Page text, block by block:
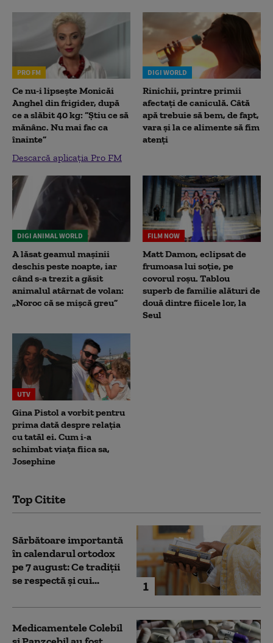
PRO FM
Ce nu-i lipsește Monicăi
Anghel din frigider, după
ce a slăbit 40 kg: “Știu ce să
mănânc. Nu mai fac ca
înainte”
Descarcă aplicația Pro FM
DIGI WORLD
Rinichii, printre primii
afectați de caniculă. Câtă
apă trebuie să bem, de fapt,
vara și la ce alimente să fim
atenți
DIGI ANIMAL WORLD
A lăsat geamul mașinii
deschis peste noapte, iar
când s-a trezit a găsit
animalul atârnat de volan:
„Noroc că se mișcă greu”
FILM NOW
Matt Damon, eclipsat de
frumoasa lui soție, pe
covorul roșu. Tablou
superb de familie alături de
două dintre fiicele lor, la
Seul
UTV
Gina Pistol a vorbit pentru
prima dată despre relația
cu tatăl ei. Cum i-a
schimbat viața fiica sa,
Josephine
Top Citite
1
Sărbătoare importantă
în calendarul ortodox
pe 7 august: Ce tradiții
se respectă și cui...
Medicamentele Colebil